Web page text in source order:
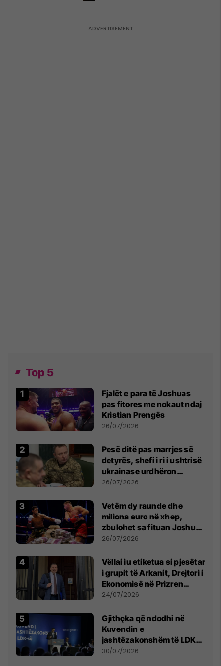
Top 5
Fjalët e para të Joshuas
pas fitores me nokaut ndaj
Kristian Prengës
26/07/2026
Pesë ditë pas marrjes së
detyrës, shefi i ri i ushtrisë
ukrainase urdhëron
kontroll të madh
26/07/2026
Vetëm dy raunde dhe
miliona euro në xhep,
zbulohet sa fituan Joshua
e Prenga
26/07/2026
Vëllai iu etiketua si pjesëtar
i grupit të Arkanit, Drejtori i
Ekonomisë në Prizren
mohon pretendimet
24/07/2026
Gjithçka që ndodhi në
Kuvendin e
jashtëzakonshëm të LDK-
së
30/07/2026